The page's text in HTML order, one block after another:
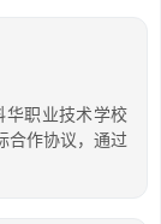
华职业技术学校
合作协议，通过